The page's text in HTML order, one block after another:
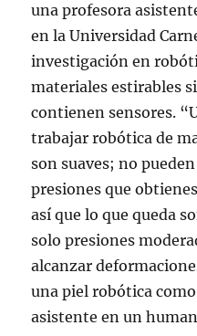
una profesora
en la Universidad
investigación en
materiales estirables
contienen sensores.
trabajar robótica de
son suaves; no
presiones que
así que lo que queda
solo presiones
alcanzar
una piel robótica
asistente en un